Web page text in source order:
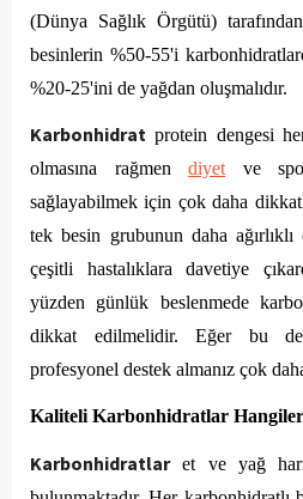
(Dünya Sağlık Örgütü)
besinlerin %50-55'i
%20-25'ini de yağdan oluşmalıdır.
Karbonhidrat protein dengesi
olmasına rağmen diyet ve
sağlayabilmek için çok daha
tek besin grubunun daha
çeşitli hastalıklara davetiye
yüzden günlük beslenmede
dikkat edilmelidir. Eğer bu
profesyonel destek almanız çok
Kaliteli Karbonhidratlar
Karbonhidratlar et ve yağ